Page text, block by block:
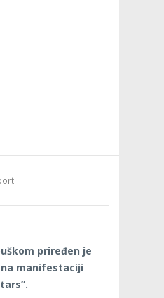
priređen je
manifestaciji